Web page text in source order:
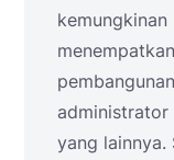
administrator
yang lainnya.